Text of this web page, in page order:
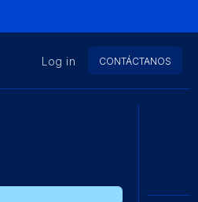
Log in CONTÁCTANOS